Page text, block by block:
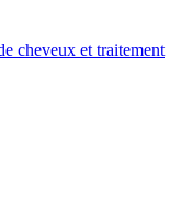
cheveux et traitement